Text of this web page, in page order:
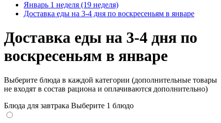
Январь 1 неделя (19 неделя)
Доставка еды на 3-4 дня по воскресеньям в январе
Доставка еды на 3-4 дня по
воскресеньям в январе
Выберите блюда в каждой категории (дополнительные товары
не входят в состав рациона и оплачиваются дополнительно)
Блюда для завтрака Выберите 1 блюдо